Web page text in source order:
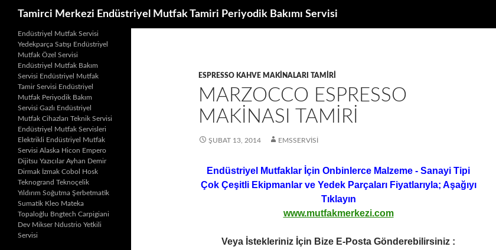
İçeriğe
Tamirci Merkezi Endüstriyel Mutfak Tamiri Periyodik Bakımı Servisi
ESPRESSO KAHVE MAKINALARI TAMIRI
MARZOCCO ESPRESSO
MAKINASI TAMIRI
ŞUBAT 13, 2014 EMSSERVISI
Endüstriyel Mutfaklar İçin Onbinlerce Malzeme - Sanayi Tipi
Çok Çeşitli Ekipmanlar ve Yedek Parçaları Fiyatlarıyla; Aşağıyı
Tıklayın
www.mutfakmerkezi.com
Veya İstekleriniz İçin Bize E-Posta Gönderebilirsiniz :
Endüstriyel Mutfak Servisi
Yedekparça Satışı Endüstriyel
Mutfak Özel Servisi
Endüstriyel Mutfak Bakım
Servisi Endüstriyel Mutfak
Tamir Servisi Endüstriyel
Mutfak Periyodik Bakım
Servisi Gazlı Endüstriyel
Mutfak Cihazları Teknik Servisi
Endüstriyel Mutfak Servisleri
Elektrikli Endüstriyel Mutfak
Servisi Alaska Hicon Empero
Dijitsu Yazıcılar Ayhan Demir
Dirmak İzmak Cobol Hosk
Teknogrand Teknoçelik
Yıldırım Soğutma Şerbetmatik
Sumatik Kleo Mateka
Topaloğlu Bngtech Carpigiani
Dev Mikser Ndustrio Yetkili
Servisi